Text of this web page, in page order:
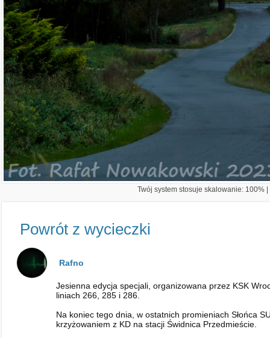
Twój system stosuje skalowanie: 100%
Powrót z wycieczki
Rafno
Jesienna edycja specjali, organizowana przez KSK
liniach 266, 285 i 286.
Na koniec tego dnia, w ostatnich promieniach Słońca
krzyżowaniem z KD na stacji Świdnica Przedmieście.